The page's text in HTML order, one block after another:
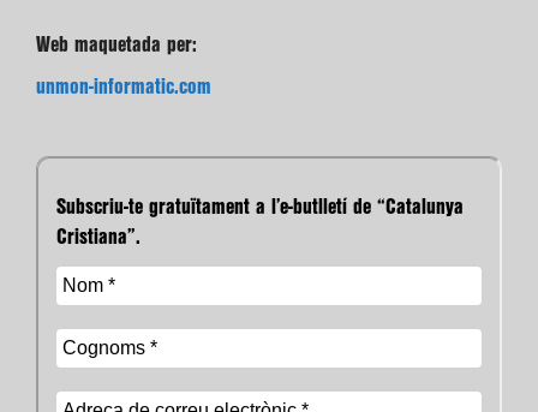
Web maquetada per:
unmon-informatic.com
Subscriu-te gratuïtament a l’e-butlletí de “Catalunya
Cristiana”.